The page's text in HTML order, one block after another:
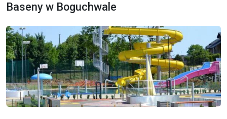
Baseny w Boguchwale